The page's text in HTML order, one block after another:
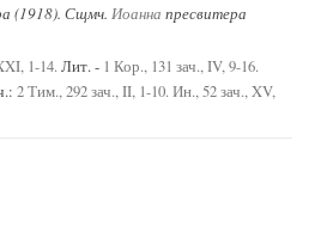
(1918). Сщмч. Иоанна пресвитера
1-14. Лит. - 1 Кор., 131 зач., IV, 9-16.
2 Тим., 292 зач., II, 1-10. Ин., 52 зач., XV,